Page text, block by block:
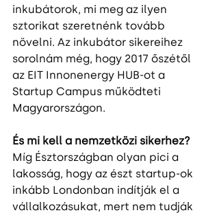
inkubátorok, mi meg az ilyen
sztorikat szeretnénk tovább
növelni. Az inkubátor sikereihez
sorolnám még, hogy 2017 őszétől
az EIT Innonenergy HUB-ot a
Startup Campus működteti
Magyarországon.
És mi kell a nemzetközi sikerhez?
Míg Észtországban olyan pici a
lakosság, hogy az észt startup-ok
inkább Londonban indítják el a
vállalkozásukat, mert nem tudják